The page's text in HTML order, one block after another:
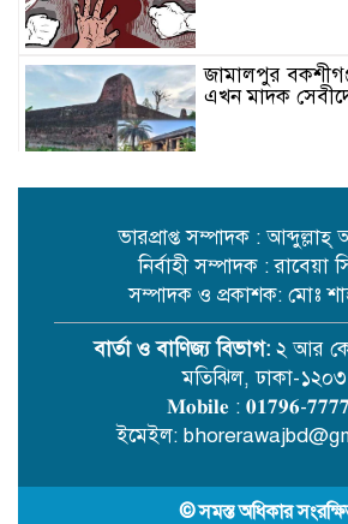
জামালপুর
এখন মাদক
রেলওয়ের
দুর্ভোগ
কবিতা /ছোট গল্প/
বিদেশি ফলে
ভারপ্রাপ্ত সম্পাদক :
নির্বাহী সম্পাদক : রাবেয়া
সম্পাদক ও প্রকাশক: মোঃ
বার্তা ও বাণিজ্য বিভাগ: ২ আর
মতিঝিল, ঢাকা-
𝐌𝐨𝐛𝐢𝐥𝐞 : 𝟎𝟏𝟕𝟗𝟔-
ইমেইল:
© সমস্ত অধিকার